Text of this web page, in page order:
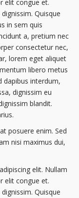
elit congue et.
Quisque
in sem quis
a, pretium nec
consectetur nec,
lorem eget aliquet
libero metus
dapibus interdum,
dignissim eu
blandit.
posuere enim. Sed
nisi maximus dui,
elit. Nullam
elit congue et.
Quisque